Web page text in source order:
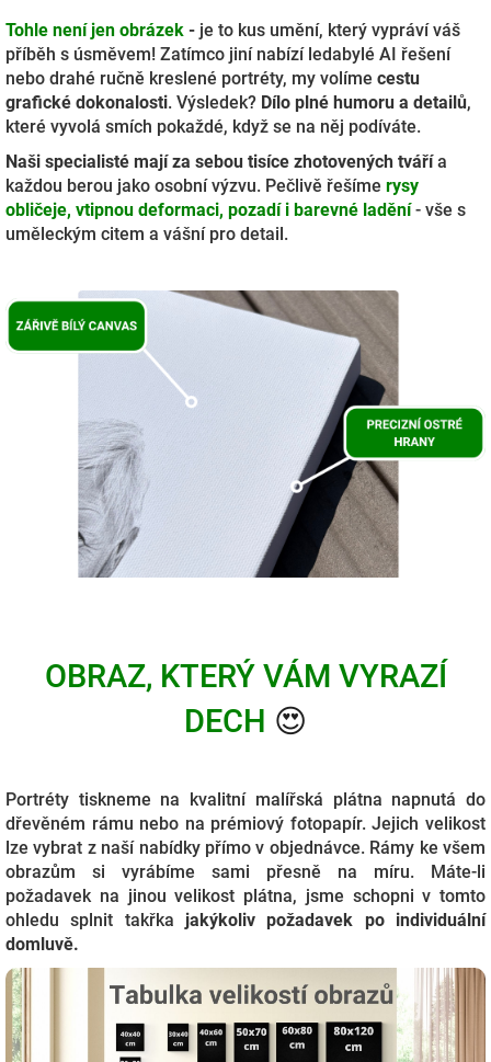
Tohle není jen obrázek - je to kus umění, který vypráví váš
příběh s úsměvem! Zatímco jiní nabízí ledabylé AI řešení
nebo drahé ručně kreslené portréty, my volíme cestu
grafické dokonalosti. Výsledek? Dílo plné humoru a detailů,
které vyvolá smích pokaždé, když se na něj podíváte.
Naši specialisté mají za sebou tisíce zhotovených tvářía
každou berou jako osobní výzvu. Pečlivě řešíme rysy
obličeje, vtipnou deformaci, pozadí i barevné ladění- vše s
uměleckým citem a vášní pro detail.
OBRAZ, KTERÝ VÁM VYRAZÍ
DECH 😍
Portréty tiskneme na kvalitní malířská plátna napnutá do
dřevěném rámu nebo na prémiový fotopapír. Jejich velikost
lze vybrat z naší nabídky přímo v objednávce. Rámy ke všem
obrazům si vyrábíme sami přesně na míru. Máte-li
požadavek na jinou velikost plátna, jsme schopni v tomto
ohledu splnit takřka jakýkoliv požadavek po individuální
domluvě.